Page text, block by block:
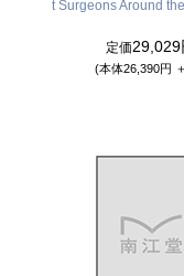
t Surgeons Around the
定価29,029
(本体26,390円